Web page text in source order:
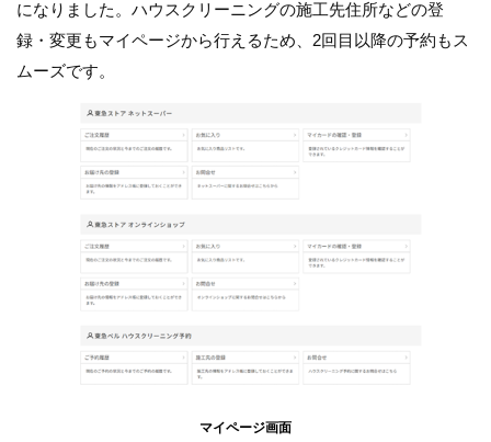
になりました。ハウスクリーニングの施工先住所などの登
録・変更もマイページから行えるため、2回目以降の予約もス
ムーズです。
マイページ画面